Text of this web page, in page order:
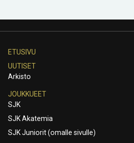
ETUSIVU
UUTISET
Arkisto
JOUKKUEET
SJK
SJK Akatemia
SJK Juniorit (omalle sivulle)